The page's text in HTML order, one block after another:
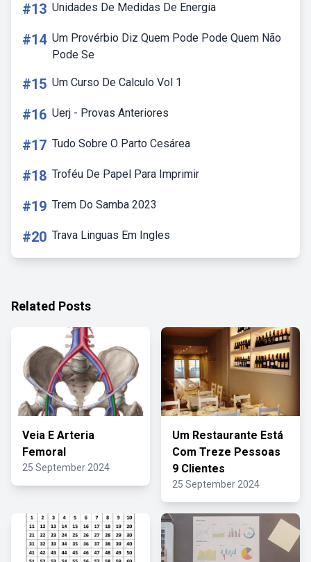
#13 Unidades De Medidas De Energia
#14 Um Provérbio Diz Quem Pode Pode Quem Não
Pode Se
#15 Um Curso De Calculo Vol 1
#16 Uerj - Provas Anteriores
#17 Tudo Sobre O Parto Cesárea
#18 Troféu De Papel Para Imprimir
#19 Trem Do Samba 2023
#20 Trava Linguas Em Ingles
Related Posts
Veia E Arteria
Femoral
25 September 2024
Um Restaurante Está
Com Treze Pessoas
9 Clientes
25 September 2024